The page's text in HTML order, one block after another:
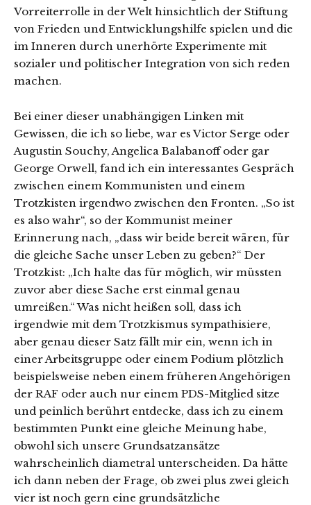
Vorreiterrolle in der Welt hinsichtlich der Stiftung
von Frieden und Entwicklungshilfe spielen und die
im Inneren durch unerhörte Experimente mit
sozialer und politischer Integration von sich reden
machen.
Bei einer dieser unabhängigen Linken mit
Gewissen, die ich so liebe, war es Victor Serge oder
Augustin Souchy, Angelica Balabanoff oder gar
George Orwell, fand ich ein interessantes Gespräch
zwischen einem Kommunisten und einem
Trotzkisten irgendwo zwischen den Fronten. „So ist
es also wahr“, so der Kommunist meiner
Erinnerung nach, „dass wir beide bereit wären, für
die gleiche Sache unser Leben zu geben?“ Der
Trotzkist: „Ich halte das für möglich, wir müssten
zuvor aber diese Sache erst einmal genau
umreißen.“ Was nicht heißen soll, dass ich
irgendwie mit dem Trotzkismus sympathisiere,
aber genau dieser Satz fällt mir ein, wenn ich in
einer Arbeitsgruppe oder einem Podium plötzlich
beispielsweise neben einem früheren Angehörigen
der RAF oder auch nur einem PDS-Mitglied sitze
und peinlich berührt entdecke, dass ich zu einem
bestimmten Punkt eine gleiche Meinung habe,
obwohl sich unsere Grundsatzansätze
wahrscheinlich diametral unterscheiden. Da hätte
ich dann neben der Frage, ob zwei plus zwei gleich
vier ist noch gern eine grundsätzliche